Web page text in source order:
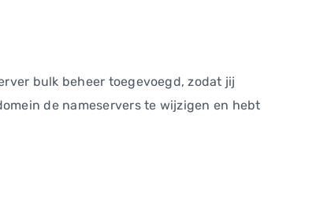
bulk beheer toegevoegd, zodat jij
de nameservers te wijzigen en hebt